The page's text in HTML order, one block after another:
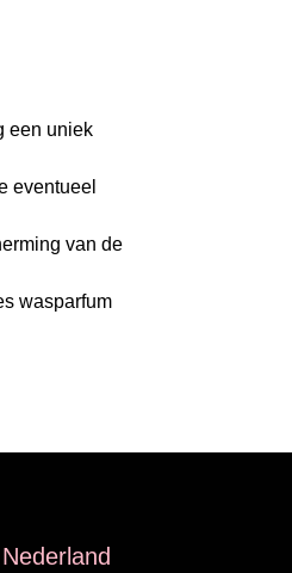
aan verlanglijst
een uniek
eventueel
van de
wasparfum